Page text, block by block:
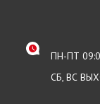
ПН-ПТ
СБ, ВС